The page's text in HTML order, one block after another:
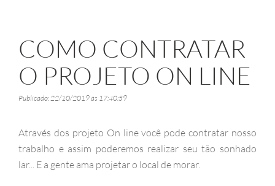
COMO CONTRATAR
O PROJETO ON LINE
Publicado: 22/10/2019 às 17:40:59
Através dos projeto On line você pode contratar nosso
trabalho e assim poderemos realizar seu tão sonhado
lar... E a gente ama projetar o local de morar.